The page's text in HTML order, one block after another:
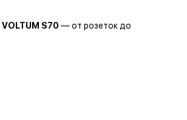
VOLTUM S70 — от розеток до